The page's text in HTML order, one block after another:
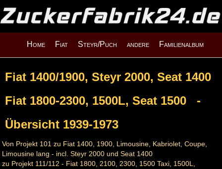
Home Fiat Steyr/Puch andere Familienalbum
Fiat 1400/1900, Steyr 2000, Seat 1400
Fiat 1800-2300, 1500L, Seat 1500 -
Übersicht 1939-1973
Von Projekt 101 zu Fiat 1400, 1900, Limousine, Kabriolet, Coupe,
Limousine lang - incl. Steyr 2000 und Seat 1400
zu Projekt 111/112 - Fiat 1800, 2100, 2300, 1500 Taxi, 1500L,